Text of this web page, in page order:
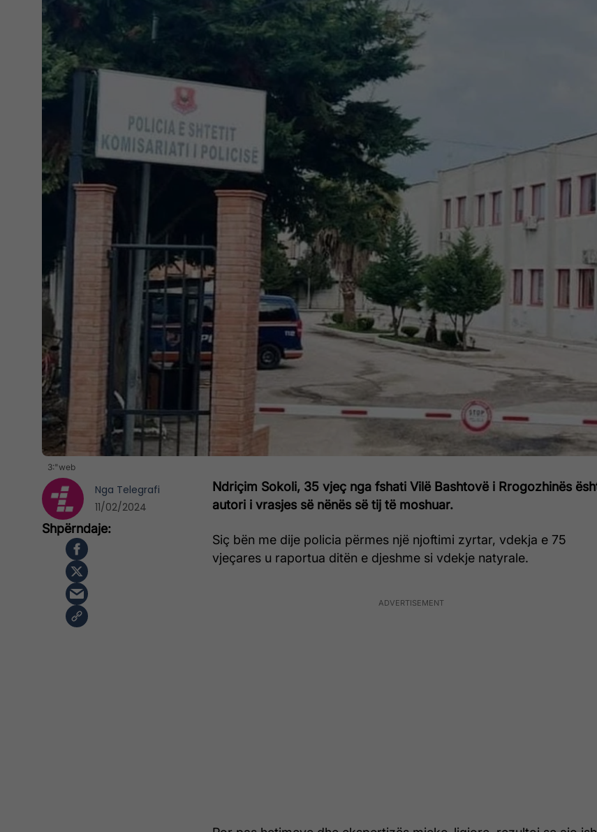
3:"web
Ndriçim Sokoli, 35 vjeç nga fshati Vilë Bashtovë i Rrogozhinës
autori i vrasjes së nënës së tij të moshuar.
Siç bën me dije policia përmes një njoftimi zyrtar, vdekja e 75
vjeçares u raportua ditën e djeshme si vdekje natyrale.
Nga Telegrafi
11/02/2024